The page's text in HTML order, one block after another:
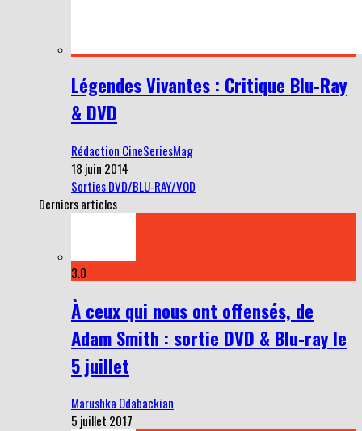
Légendes Vivantes : Critique Blu-Ray
& DVD
Rédaction CineSeriesMag
18 juin 2014
Sorties DVD/BLU-RAY/VOD
Derniers articles
3.0
À ceux qui nous ont offensés, de
Adam Smith : sortie DVD & Blu-ray le
5 juillet
Marushka Odabackian
5 juillet 2017